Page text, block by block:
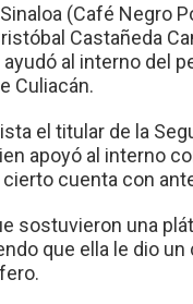
(Café Negro
Castañeda
al interno del
Culiacán.
el titular de la
apoyó al interno
cierto cuenta con
sostuvieron una
que ella le dio